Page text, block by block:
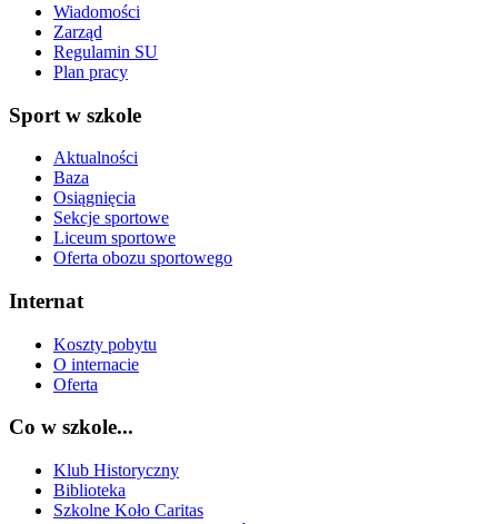
Wiadomości
Zarząd
Regulamin SU
Plan pracy
Sport w szkole
Aktualności
Baza
Osiągnięcia
Sekcje sportowe
Liceum sportowe
Oferta obozu sportowego
Internat
Koszty pobytu
O internacie
Oferta
Co w szkole...
Klub Historyczny
Biblioteka
Szkolne Koło Caritas